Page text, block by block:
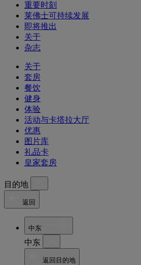
重要时刻
莱佛士可持续发展
即将推出
关于
杂志
关于
套房
餐饮
健身
体验
活动与卡塔拉大厅
优惠
图片库
礼品卡
皇家套房
目的地
返回
中东
中东
返回目的地